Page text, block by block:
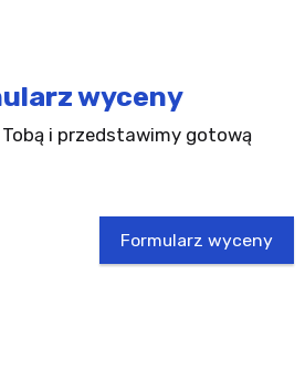
wyceny
i przedstawimy gotową
Formularz wyceny